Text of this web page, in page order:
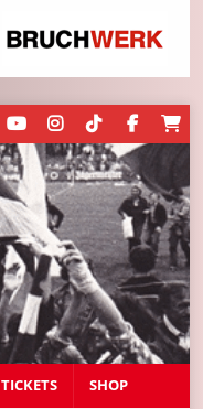
TICKETS SHOP